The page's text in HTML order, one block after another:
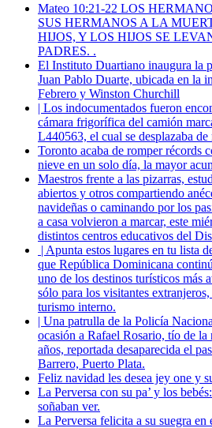
Mateo 10:21-22 LOS
SUS HERMANOS A LA
HIJOS, Y LOS HIJOS SE
PADRES. .
El Instituto Duartiano inaugura la
Juan Pablo Duarte, ubicada en la
Febrero y Winston Churchill
| Los indocumentados fueron
cámara frigorífica del camión
L440563, el cual se desplazaba de
Toronto acaba de romper récords
nieve en un solo día, la mayor
Maestros frente a las pizarras,
abiertos y otros compartiendo
navideñas o caminando por los
a casa volvieron a marcar, este
distintos centros educativos del
| Apunta estos lugares en tu lista
que República Dominicana
uno de los destinos turísticos más
sólo para los visitantes
turismo interno.
| Una patrulla de la Policía
ocasión a Rafael Rosario, tío de
años, reportada desaparecida el
Barrero, Puerto Plata.
Feliz navidad les desea jey one y
La Perversa con su pa’ y los
soñaban ver.
La Perversa felicita a su suegra en